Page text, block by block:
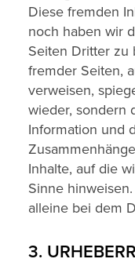
Diese fremden
noch haben wir
Seiten Dritter zu
fremder Seiten,
verweisen,
wieder, sondern
Information und
Inhalte, auf die
Sinne
alleine bei dem
3.